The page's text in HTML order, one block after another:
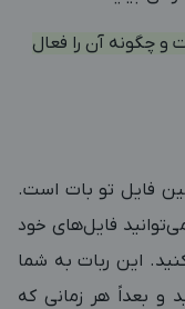
و چگونه آن را فعال
فایل تو بات است.
فایل‌های خود
این ربات به شما
و بعداً هر زمانی که